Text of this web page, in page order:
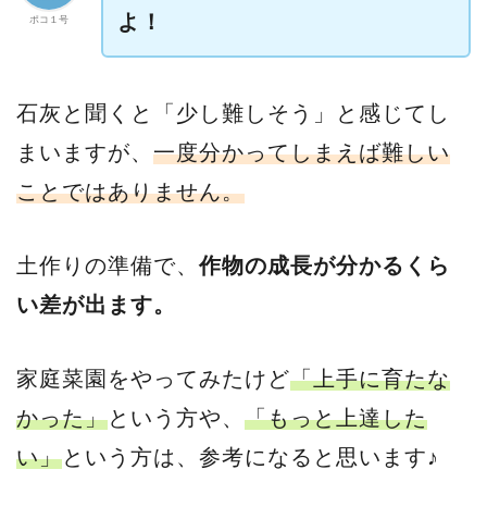
ポコ１号
よ！
石灰と聞くと「少し難しそう」と感じてし
まいますが、 一度分かってしまえば難しい
ことではありません。
土作りの準備で、作物の成長が分かるくら
い差が出ます。
家庭菜園をやってみたけど「上手に育たな
かった」という方や、 「もっと上達した
い」という方は、参考になると思います♪